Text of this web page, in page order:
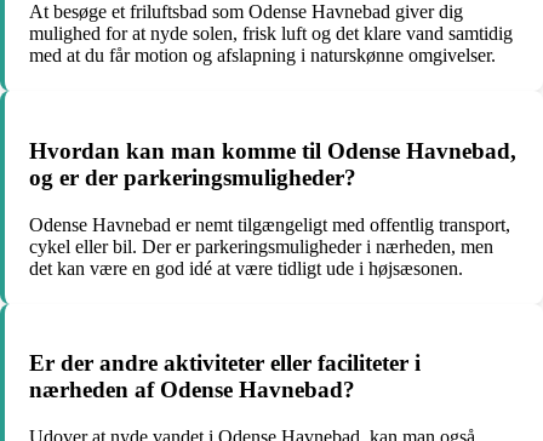
At besøge et friluftsbad som Odense Havnebad giver dig
mulighed for at nyde solen, frisk luft og det klare vand samtidig
med at du får motion og afslapning i naturskønne omgivelser.
Hvordan kan man komme til Odense Havnebad,
og er der parkeringsmuligheder?
Odense Havnebad er nemt tilgængeligt med offentlig transport,
cykel eller bil. Der er parkeringsmuligheder i nærheden, men
det kan være en god idé at være tidligt ude i højsæsonen.
Er der andre aktiviteter eller faciliteter i
nærheden af Odense Havnebad?
Udover at nyde vandet i Odense Havnebad, kan man også